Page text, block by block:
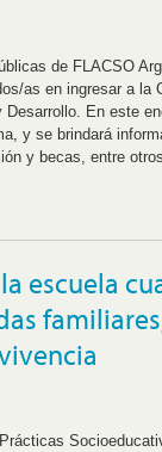
de FLACSO
as en ingresar a la
En este
y se brindará
y becas, entre
escuela